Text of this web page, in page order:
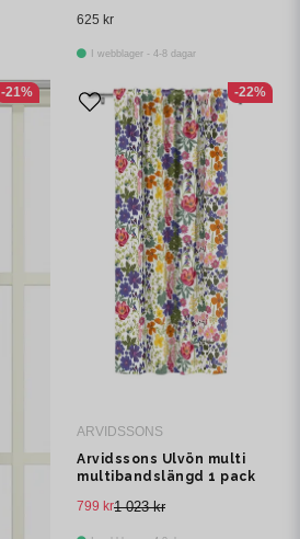
625 kr
I webblager - 4-8 dagar
-21%
ARVIDSSONS
Arvidssons Ulvön multi
multibandslängd 1 pack
1 023 kr
799 kr
-22%